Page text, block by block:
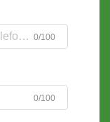
0/100
0/100